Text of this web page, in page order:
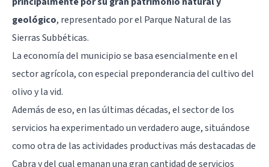
geológico, representado por el Parque Natural de las
Sierras Subbéticas.
La economía del municipio se basa esencialmente en el
sector agrícola, con especial preponderancia del cultivo del
olivo y la vid.
Además de eso, en las últimas décadas, el sector de los
servicios ha experimentado un verdadero auge, situándose
como otra de las actividades productivas más destacadas de
Cabra y del cual emanan una gran cantidad de servicios